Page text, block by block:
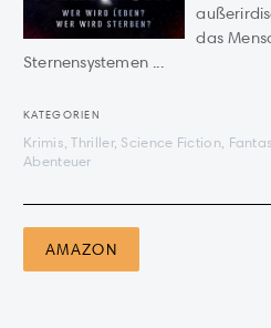
das
Sternensystemen ...
KATEGORIEN
Krimis, Thriller, Science Fiction,
Abenteuer
AMAZON